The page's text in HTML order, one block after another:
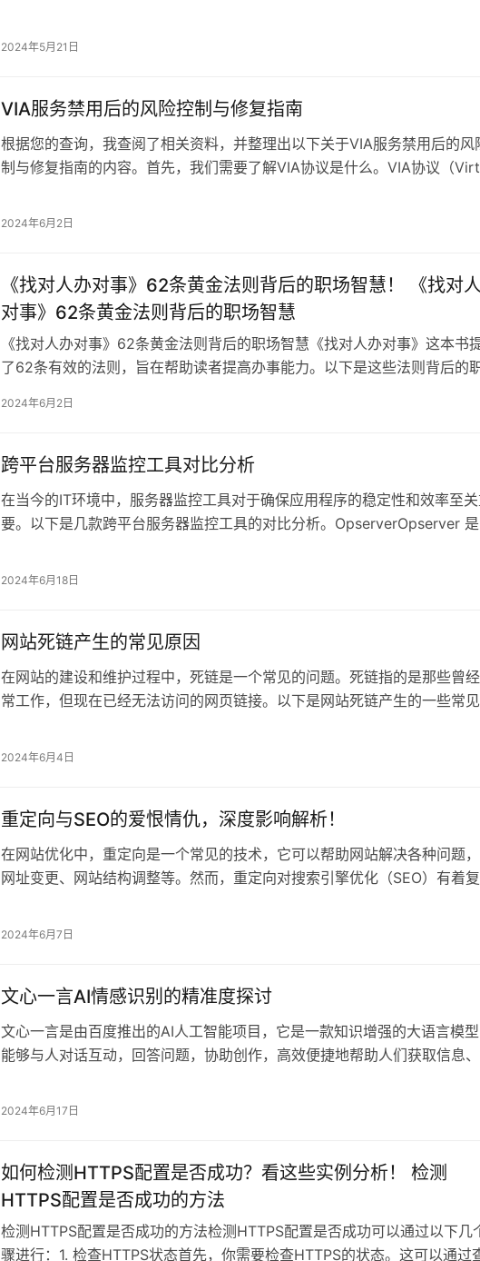
2024年5月21日
VIA服务禁用后的风险控制与修复指南
根据您的查询，我查阅了相关资料，并整理出以下关于VIA服务禁用后的风
制与修复指南的内容。首先，我们需要了解VIA协议是什么。VIA协议（
2024年6月2日
《找对人办对事》62条黄金法则背后的职场智慧！ 《找对
对事》62条黄金法则背后的职场智慧
《找对人办对事》62条黄金法则背后的职场智慧《找对人办对事》这本书
了62条有效的法则，旨在帮助读者提高办事能力。以下是这些法则背后的
2024年6月2日
跨平台服务器监控工具对比分析
在当今的IT环境中，服务器监控工具对于确保应用程序的稳定性和效率至
要。以下是几款跨平台服务器监控工具的对比分析。OpserverOpserver
2024年6月18日
网站死链产生的常见原因
在网站的建设和维护过程中，死链是一个常见的问题。死链指的是那些曾
常工作，但现在已经无法访问的网页链接。以下是网站死链产生的一些常
2024年6月4日
重定向与SEO的爱恨情仇，深度影响解析！
在网站优化中，重定向是一个常见的技术，它可以帮助网站解决各种问题
网址变更、网站结构调整等。然而，重定向对搜索引擎优化（SEO）有着
2024年6月7日
文心一言AI情感识别的精准度探讨
文心一言是由百度推出的AI人工智能项目，它是一款知识增强的大语言模
能够与人对话互动，回答问题，协助创作，高效便捷地帮助人们获取信息
2024年6月17日
如何检测HTTPS配置是否成功？看这些实例分析！ 检测
HTTPS配置是否成功的方法
检测HTTPS配置是否成功的方法检测HTTPS配置是否成功可以通过以下几
骤进行：1. 检查HTTPS状态首先，你需要检查HTTPS的状态。这可以通过